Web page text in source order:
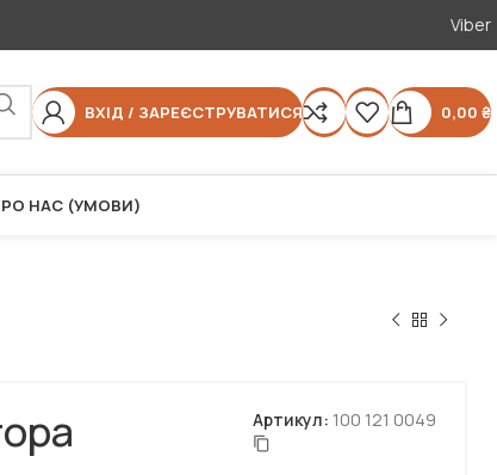
Viber
ВХІД / ЗАРЕЄСТРУВАТИСЯ 0,00 ₴
НАС (УМОВИ)
Артикул: 100 121 0049